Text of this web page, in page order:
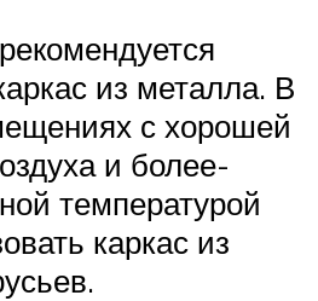
из металла. В
с хорошей
и более-
температурой
каркас из